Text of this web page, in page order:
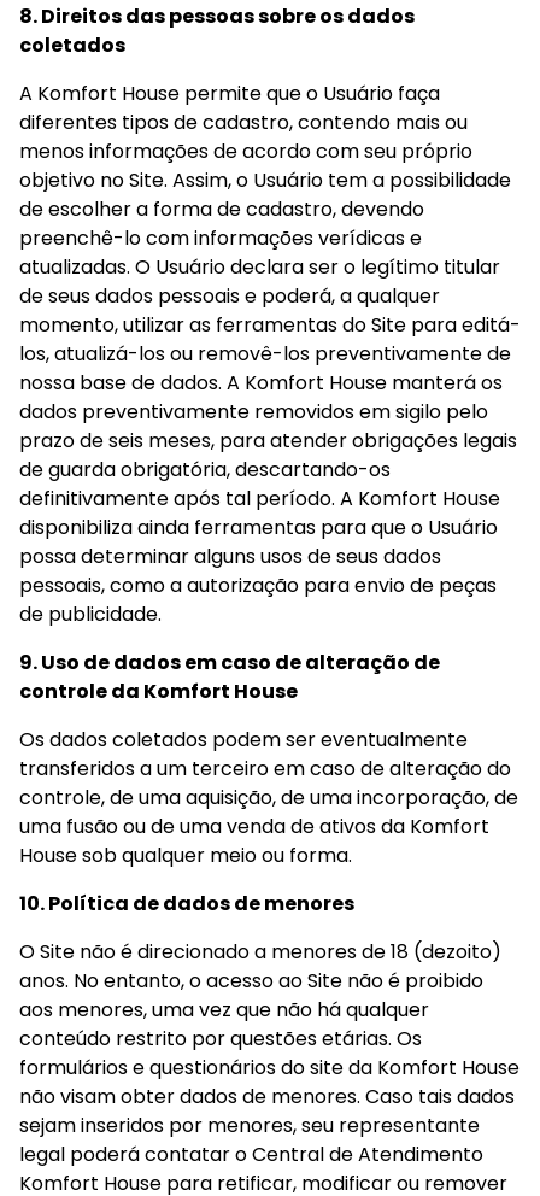
8. Direitos das pessoas sobre os dados
coletados
A Komfort House permite que o Usuário faça
diferentes tipos de cadastro, contendo mais ou
menos informações de acordo com seu próprio
objetivo no Site. Assim, o Usuário tem a possibilidade
de escolher a forma de cadastro, devendo
preenchê-lo com informações verídicas e
atualizadas. O Usuário declara ser o legítimo titular
de seus dados pessoais e poderá, a qualquer
momento, utilizar as ferramentas do Site para editá-
los, atualizá-los ou removê-los preventivamente de
nossa base de dados. A Komfort House manterá os
dados preventivamente removidos em sigilo pelo
prazo de seis meses, para atender obrigações legais
de guarda obrigatória, descartando-os
definitivamente após tal período. A Komfort House
disponibiliza ainda ferramentas para que o Usuário
possa determinar alguns usos de seus dados
pessoais, como a autorização para envio de peças
de publicidade.
9. Uso de dados em caso de alteração de
controle da Komfort House
Os dados coletados podem ser eventualmente
transferidos a um terceiro em caso de alteração do
controle, de uma aquisição, de uma incorporação, de
uma fusão ou de uma venda de ativos da Komfort
House sob qualquer meio ou forma.
10. Política de dados de menores
O Site não é direcionado a menores de 18 (dezoito)
anos. No entanto, o acesso ao Site não é proibido
aos menores, uma vez que não há qualquer
conteúdo restrito por questões etárias. Os
formulários e questionários do site da Komfort House
não visam obter dados de menores. Caso tais dados
sejam inseridos por menores, seu representante
legal poderá contatar o Central de Atendimento
Komfort House para retificar, modificar ou remover